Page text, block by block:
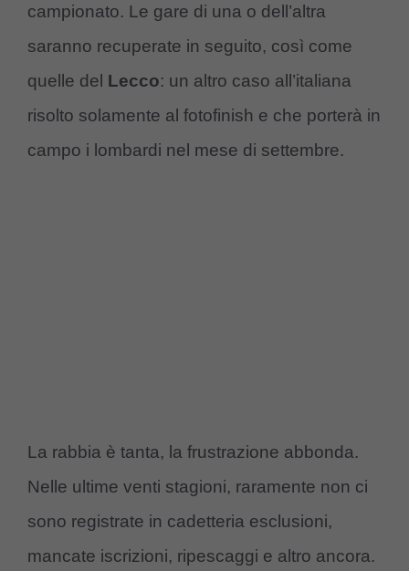
campionato. Le gare di una o dell’altra
saranno recuperate in seguito, così come
quelle del Lecco: un altro caso all’italiana
risolto solamente al fotofinish e che porterà in
campo i lombardi nel mese di settembre.
La rabbia è tanta, la frustrazione abbonda.
Nelle ultime venti stagioni, raramente non ci
sono registrate in cadetteria esclusioni,
mancate iscrizioni, ripescaggi e altro ancora.